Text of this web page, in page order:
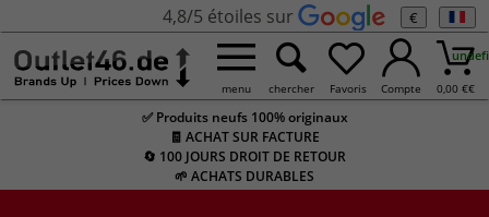
4,8/5 étoiles sur €
menu chercher Favoris Compte 0,00 €€
✅ Produits neufs 100% originaux
🧾 ACHAT SUR FACTURE
🔄 100 JOURS DROIT DE RETOUR
🌱 ACHATS DURABLES